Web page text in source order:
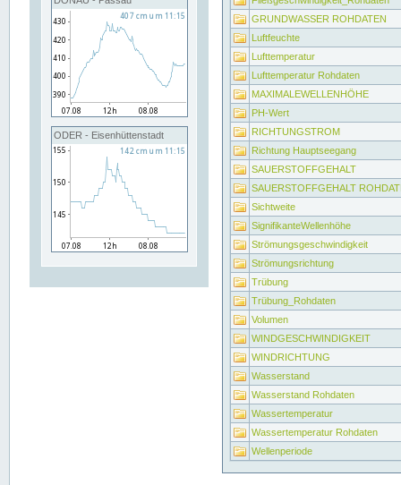
ODER - Eisenhüttenstadt
GRUNDWASSER ROHDATEN
Luftfeuchte
Lufttemperatur
Lufttemperatur Rohdaten
MAXIMALEWELLENHÖHE
PH-Wert
RICHTUNGSTROM
Richtung Hauptseegang
SAUERSTOFFGEHALT
SAUERSTOFFGEHALT
Sichtweite
SignifikanteWellenhöhe
Strömungsgeschwindigkeit
Strömungsrichtung
Trübung
Trübung_Rohdaten
Volumen
WINDGESCHWINDIGKEIT
WINDRICHTUNG
Wasserstand
Wasserstand Rohdaten
Wassertemperatur
Wassertemperatur Rohdaten
Wellenperiode